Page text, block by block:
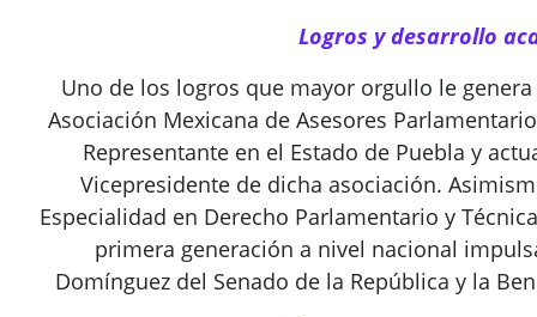
Logros y desarrollo
Uno de los logros que mayor orgullo le
Asociación Mexicana de Asesores
Representante en el Estado de Puebla y
Vicepresidente de dicha asociación.
Especialidad en Derecho Parlamentario y
primera generación a nivel nacional
Domínguez del Senado de la República y la